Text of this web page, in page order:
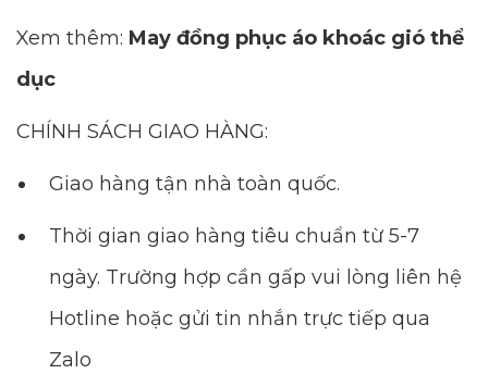
Xem thêm: May đồng phục áo khoác gió thể
dục
CHÍNH SÁCH GIAO HÀNG:
Giao hàng tận nhà toàn quốc.
Thời gian giao hàng tiêu chuẩn từ 5-7
ngày. Trường hợp cần gấp vui lòng liên hệ
Hotline hoặc gửi tin nhắn trực tiếp qua
Zalo